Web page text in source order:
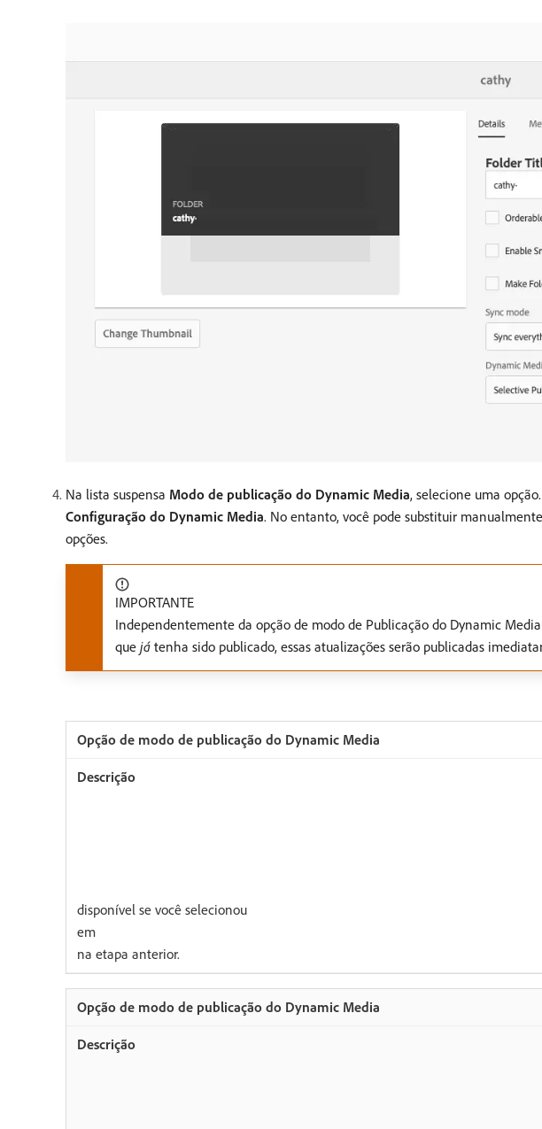
Na lista suspensa Modo de publicação do Dynamic Media, selecione uma
Configuração do Dynamic Media. No entanto, você pode substituir
opções.
IMPORTANTE
Independentemente da opção de modo de Publicação do Dynamic
que já tenha sido publicado, essas atualizações serão publicadas
disponível se você selecionou
em
na etapa anterior.